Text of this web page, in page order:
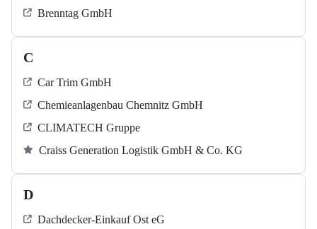
Brenntag GmbH
C
Car Trim GmbH
Chemieanlagenbau Chemnitz GmbH
CLIMATECH Gruppe
Craiss Generation Logistik GmbH & Co. KG
D
Dachdecker-Einkauf Ost eG